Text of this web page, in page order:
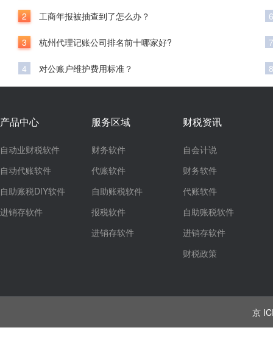
2 工商年报被抽查到了怎么办？
3 杭州代理记账公司排名前十哪家好?
4 对公账户维护费用标准？
6
7
8
产品中心
自动业财税软件
自动代账软件
自助账税DIY软件
进销存软件
服务区域
财务软件
代账软件
自助账税软件
报税软件
进销存软件
财税资讯
自会计说
财务软件
代账软件
自助账税软件
进销存软件
财税政策
京